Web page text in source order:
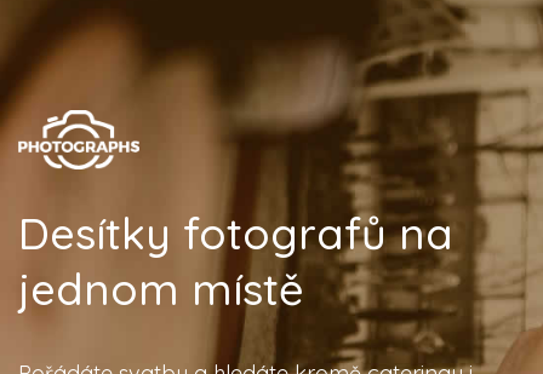
Desítky fotografů na
jednom místě